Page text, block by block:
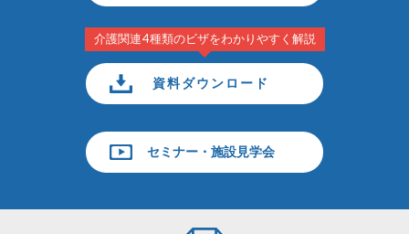
介護関連4種類のビザをわかりやすく解説
資料ダウンロード
セミナー・施設見学会